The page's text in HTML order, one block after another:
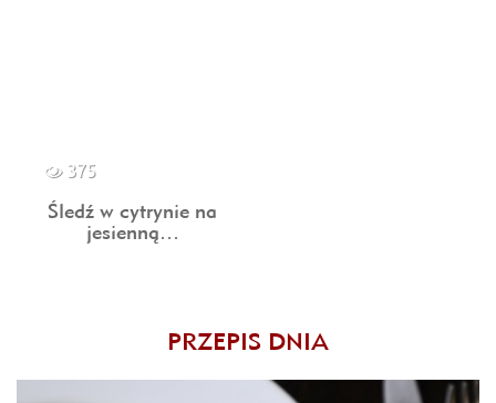
375
Śledź w cytrynie na
jesienną…
PRZEPIS DNIA